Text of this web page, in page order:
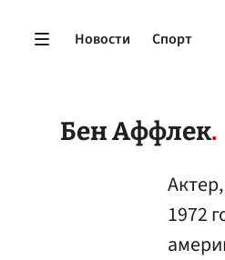
Новости Спорт
Бен Аффлек
1972